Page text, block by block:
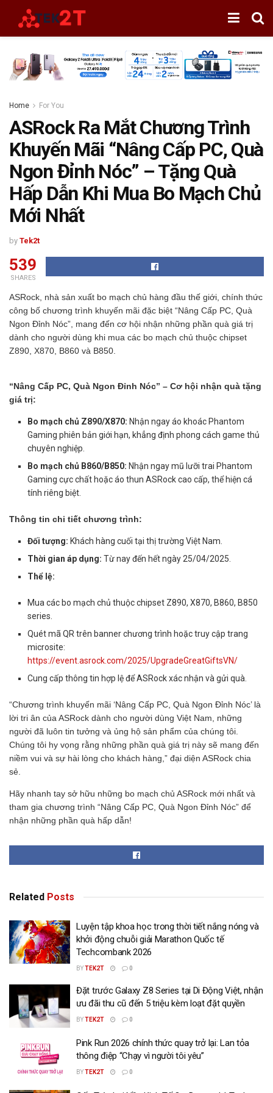
Home For You
ASRock Ra Mắt Chương Trình
Khuyến Mãi “Nâng Cấp PC, Quà
Ngon Đỉnh Nóc” – Tặng Quà
Hấp Dẫn Khi Mua Bo Mạch Chủ
Mới Nhất
by Tek2t
539
SHARES
ASRock, nhà sản xuất bo mạch chủ hàng đầu thế giới, chính thức
công bố chương trình khuyến mãi đặc biệt “Nâng Cấp PC, Quà
Ngon Đỉnh Nóc”, mang đến cơ hội nhận những phần quà giá trị
dành cho người dùng khi mua các bo mạch chủ thuộc chipset
Z890, X870, B860 và B850.
“Nâng Cấp PC, Quà Ngon Đỉnh Nóc” – Cơ hội nhận quà tặng
giá trị:
Bo mạch chủ Z890/X870: Nhận ngay áo khoác Phantom
Gaming phiên bản giới hạn, khẳng định phong cách game thủ
chuyên nghiệp.
Bo mạch chủ B860/B850: Nhận ngay mũ lưỡi trai Phantom
Gaming cực chất hoặc áo thun ASRock cao cấp, thể hiện cá
tính riêng biệt.
Thông tin chi tiết chương trình:
Đối tượng: Khách hàng cuối tại thị trường Việt Nam.
Thời gian áp dụng: Từ nay đến hết ngày 25/04/2025.
Thể lệ:
Mua các bo mạch chủ thuộc chipset Z890, X870, B860, B850
series.
Quét mã QR trên banner chương trình hoặc truy cập trang
microsite:
https://event.asrock.com/2025/UpgradeGreatGiftsVN/
Cung cấp thông tin hợp lệ để ASRock xác nhận và gửi quà.
“Chương trình khuyến mãi ‘Nâng Cấp PC, Quà Ngon Đỉnh Nóc’ là
lời tri ân của ASRock dành cho người dùng Việt Nam, những
người đã luôn tin tưởng và ủng hộ sản phẩm của chúng tôi.
Chúng tôi hy vọng rằng những phần quà giá trị này sẽ mang đến
niềm vui và sự hài lòng cho khách hàng,” đại diện ASRock chia
sẻ.
Hãy nhanh tay sở hữu những bo mạch chủ ASRock mới nhất và
tham gia chương trình “Nâng Cấp PC, Quà Ngon Đỉnh Nóc” để
nhận những phần quà hấp dẫn!
Related Posts
Luyện tập khoa học trong thời tiết nắng nóng và
khởi động chuỗi giải Marathon Quốc tế
Techcombank 2026
BYTEK2T 0
Đặt trước Galaxy Z8 Series tại Di Động Việt, nhận
ưu đãi thu cũ đến 5 triệu kèm loạt đặt quyền
BYTEK2T 0
Pink Run 2026 chính thức quay trở lại: Lan tỏa
thông điệp “Chạy vì người tôi yêu”
BYTEK2T 0